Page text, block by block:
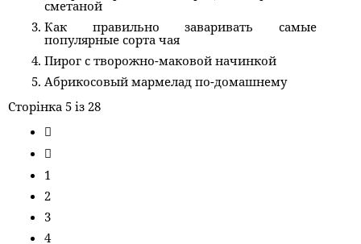
сметаной
Как правильно заваривать самые
популярные сорта чая
Пирог с творожно-маковой начинкой
Абрикосовый мармелад по-домашнему
Сторінка 5 із 28
1
2
3
4